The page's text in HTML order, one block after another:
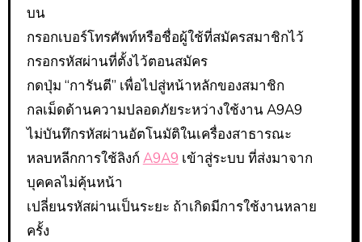
บน
กรอกเบอร์โทรศัพท์หรือชื่อผู้ใช้ที่สมัครสมาชิกไว้
กรอกรหัสผ่านที่ตั้งไว้ตอนสมัคร
กดปุ่ม “การันตี” เพื่อไปสู่หน้าหลักของสมาชิก
กลเม็ดด้านความปลอดภัยระหว่างใช้งาน A9A9
ไม่บันทึกรหัสผ่านอัตโนมัติในเครื่องสาธารณะ
หลบหลีกการใช้ลิงก์ A9A9 เข้าสู่ระบบ ที่ส่งมาจาก
บุคคลไม่คุ้นหน้า
เปลี่ยนรหัสผ่านเป็นระยะ ถ้าเกิดมีการใช้งานหลาย
ครั้ง